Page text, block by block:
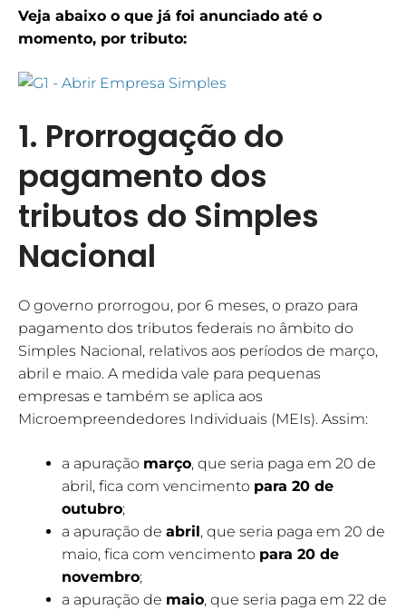
Veja abaixo o que já foi anunciado até o
momento, por tributo:
1. Prorrogação do
pagamento dos
tributos do Simples
Nacional
O governo prorrogou, por 6 meses, o prazo para
pagamento dos tributos federais no âmbito do
Simples Nacional, relativos aos períodos de março,
abril e maio. A medida vale para pequenas
empresas e também se aplica aos
Microempreendedores Individuais (MEIs). Assim:
a apuração março, que seria paga em 20 de
abril, fica com vencimento para 20 de
outubro;
a apuração de abril, que seria paga em 20 de
maio, fica com vencimento para 20 de
novembro;
a apuração de maio, que seria paga em 22 de